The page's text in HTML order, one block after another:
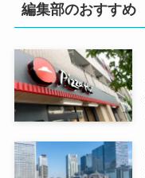
編集部のおすすめ